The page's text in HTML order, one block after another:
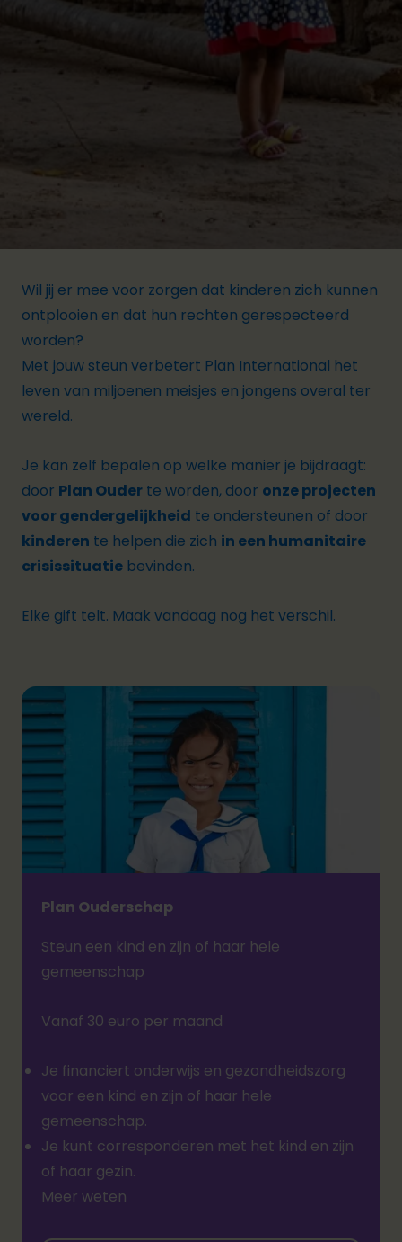
Wil jij er mee voor zorgen dat kinderen zich kunnen
ontplooien en dat hun rechten gerespecteerd
worden?
Met jouw steun verbetert Plan International het
leven van miljoenen meisjes en jongens overal ter
wereld.
Je kan zelf bepalen op welke manier je bijdraagt:
door Plan Ouder te worden, door onze projecten
voor gendergelijkheid te ondersteunen of door
kinderen te helpen die zich in een humanitaire
crisissituatie bevinden.
Elke gift telt. Maak vandaag nog het verschil.
Plan Ouderschap
Steun een kind en zijn of haar hele
gemeenschap
Vanaf 30 euro per maand
Je financiert onderwijs en gezondheidszorg
voor een kind en zijn of haar hele
gemeenschap.
Je kunt corresponderen met het kind en zijn
of haar gezin.
Meer weten